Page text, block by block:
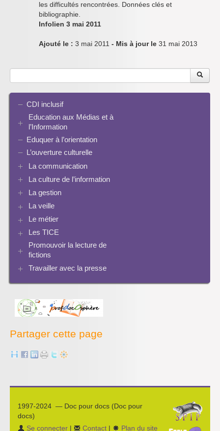
les difficultés rencontrées. Données clés et
bibliographie.
Infolien 3 mai 2011
Ajouté le : 3 mai 2011 - Mis à jour le 31 mai 2013
CDI inclusif
Education aux Médias et à
l’Information
EMI et translittératie
La culture de la participation
Identité / Présence numérique / Traces
Informatique, algorithmes et réalité augmentée
Enseigner Google
Ressources pour penser une didactique
Eduquer à l’orientation
L’ouverture culturelle
La communication
Plaquettes de communication
Présence numérique du CDI
La culture de l’information
Ressources pour penser une didactique
La recherche documentaire
Progression info-documentaire
Evaluation de l’information et bibliographie
Séquences à télécharger
La gestion
Les logiciels documentaires
Bcdi esidoc
La veille
Netvibes
Scoop.it
Le métier
Perspective historique
Pratiques
Les TICE
Archives Audiovisuel et Tice
Promouvoir la lecture de
fictions
Bibliographies
Travailler avec la presse
Enseigner la presse écrite
L’économie des médias
Partager cette page
1997-2024 — Doc pour docs (Doc pour
docs)
Se connecter | Contact | Plan du site